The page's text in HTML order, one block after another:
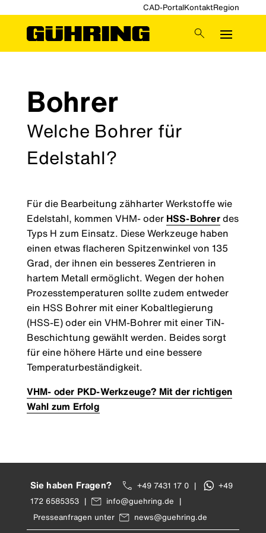
CAD-PortalKontaktRegion
Bohrer
Welche Bohrer für
Edelstahl?
Für die Bearbeitung zähharter Werkstoffe wie
Edelstahl, kommen VHM- oder HSS-Bohrerdes
Typs H zum Einsatz. Diese Werkzeuge haben
einen etwas flacheren Spitzenwinkel von 135
Grad, der ihnen ein besseres Zentrieren in
hartem Metall ermöglicht. Wegen der hohen
Prozesstemperaturen sollte zudem entweder
ein HSS Bohrer mit einer Kobaltlegierung
(HSS-E) oder ein VHM-Bohrer mit einer TiN-
Beschichtung gewählt werden. Beides sorgt
für eine höhere Härte und eine bessere
Temperaturbeständigkeit.
VHM- oder PKD-Werkzeuge? Mit der richtigen
Wahl zum Erfolg
Sie haben Fragen? +49 7431 17 0 |
+49
172 6585353 | info@guehring.de |
Presseanfragen unter
news@guehring.de